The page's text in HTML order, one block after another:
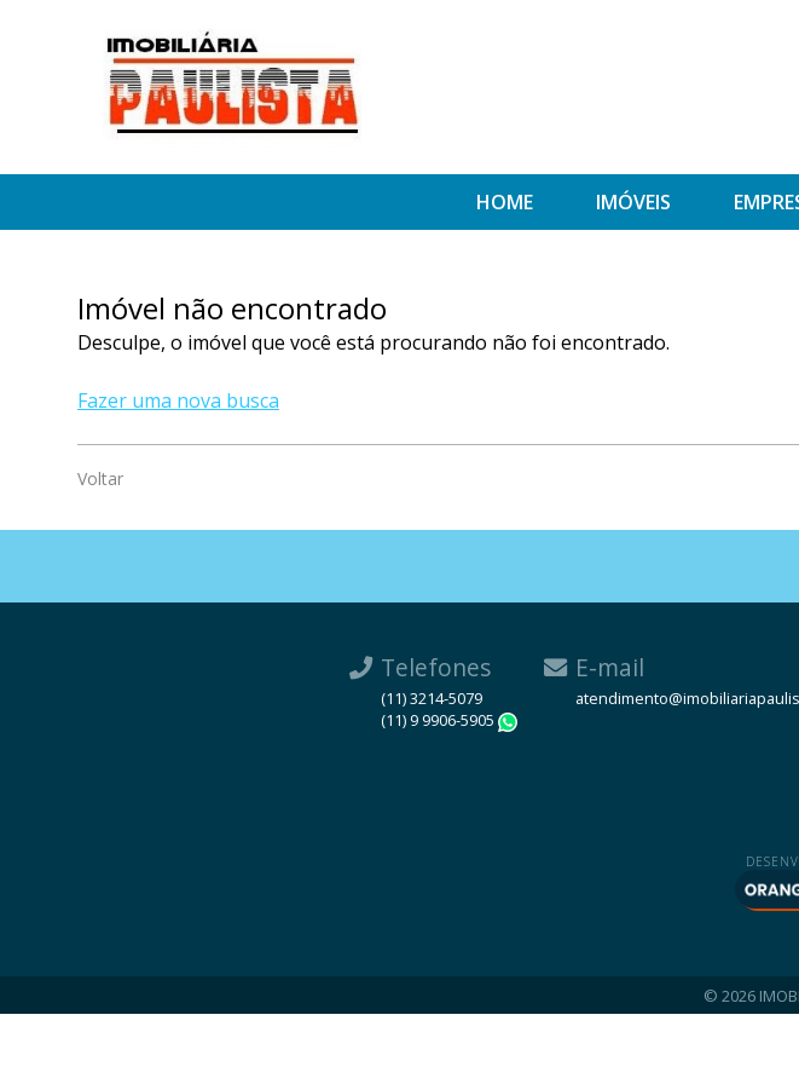
HOME IMÓVEIS
Imóvel não encontrado
Desculpe, o imóvel que você está procurando não foi encontrado.
Fazer uma nova busca
Voltar
Telefones
(11) 3214-5079
(11) 9 9906-5905
E-mail
© 2026